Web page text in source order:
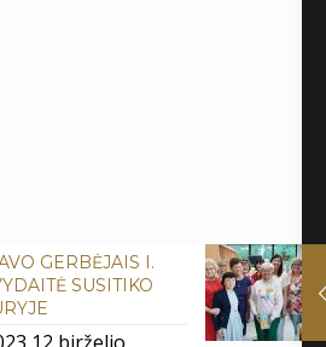
GERBĖJAIS I.
SUSITIKO